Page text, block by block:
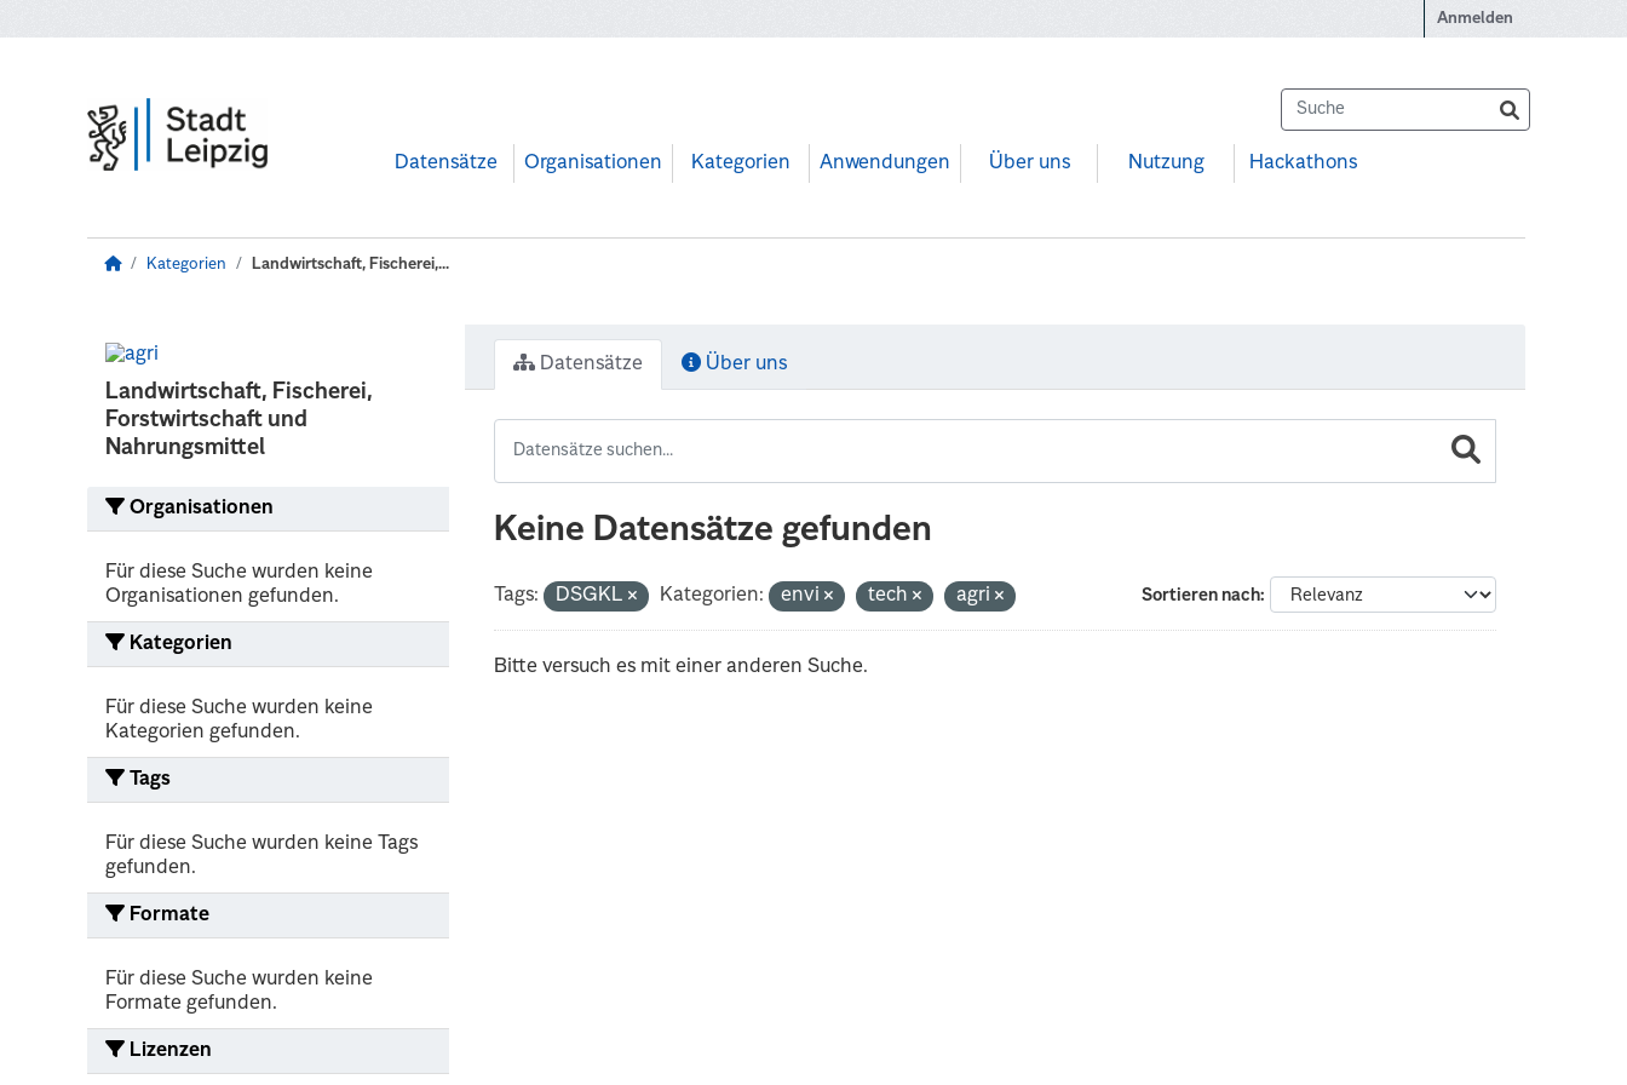
Anmelden
Datensätze Organisationen Kategorien Anwendungen Über uns Nutzung Hackathons
Kategorien Landwirtschaft, Fischerei,...
Landwirtschaft, Fischerei,
Forstwirtschaft und
Nahrungsmittel
Organisationen
Für diese Suche wurden keine
Organisationen gefunden.
Kategorien
Für diese Suche wurden keine
Kategorien gefunden.
Tags
Für diese Suche wurden keine Tags
gefunden.
Formate
Für diese Suche wurden keine
Formate gefunden.
Lizenzen
Datensätze Über uns
Keine Datensätze gefunden
Sortieren nach
Tags: DSGKL Kategorien: envi tech agri
Bitte versuch es mit einer anderen Suche.